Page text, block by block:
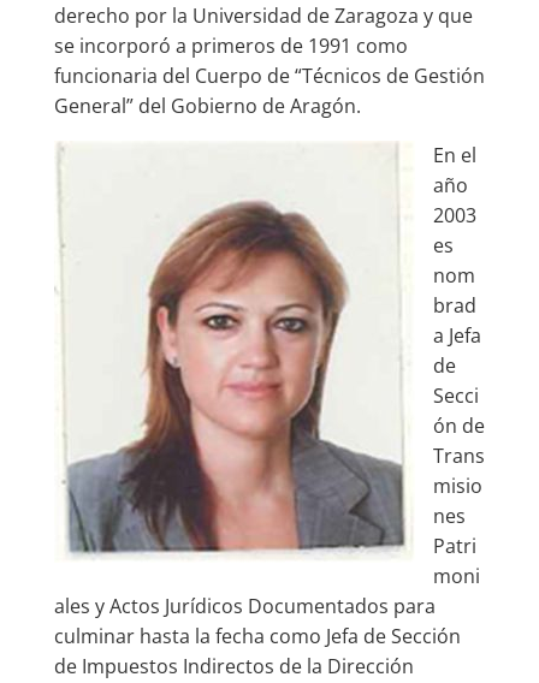
derecho por la Universidad de Zaragoza y que
se incorporó a primeros de 1991 como
funcionaria del Cuerpo de “Técnicos de Gestión
General” del Gobierno de Aragón.
En el
año
2003
es
nom
brad
a Jefa
de
Secci
ón de
Trans
misio
nes
Patri
moni
ales y Actos Jurídicos Documentados para
culminar hasta la fecha como Jefa de Sección
de Impuestos Indirectos de la Dirección